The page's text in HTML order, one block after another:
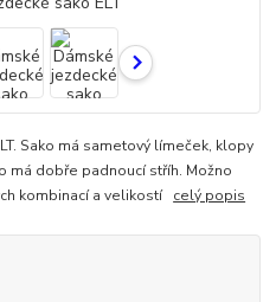
Sako má sametový límeček, klopy
má dobře padnoucí stříh. Možno
kombinací a velikostí celý popis